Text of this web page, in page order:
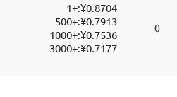
1+:¥0.8704
500+:¥0.7913
1000+:¥0.7536
3000+:¥0.7177
0